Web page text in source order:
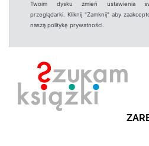
Twoim dysku zmień ustawienia
przeglądarki. Kliknij "Zamknij" aby
naszą politykę prywatności.